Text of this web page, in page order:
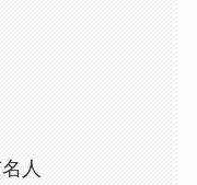
人